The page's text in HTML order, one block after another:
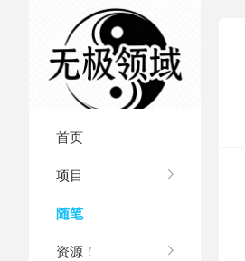
首页
项目
随笔
资源！